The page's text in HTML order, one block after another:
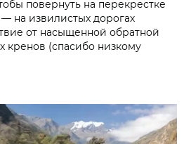
повернуть на перекрестке
на извилистых дорогах
от насыщенной обратной
кренов (спасибо низкому